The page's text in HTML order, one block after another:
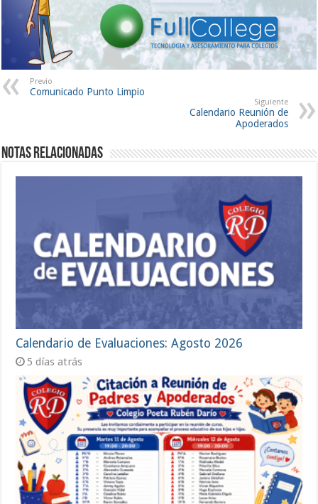
Previo
Comunicado Punto Limpio
Siguiente
Calendario Reunión de
Apoderados
Notas Relacionadas
Calendario de Evaluaciones: Agosto 2026
5 días atrás